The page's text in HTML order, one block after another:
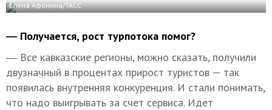
Елена Афонина/ТАСС
― Получается, рост турпотока помог?
― Все кавказские регионы, можно сказать, получили
двузначный в процентах прирост туристов — так
появилась внутренняя конкуренция. И стали понимать,
что надо выигрывать за счет сервиса. Идет